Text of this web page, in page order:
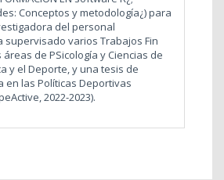
Conceptos y metodología¿) para
del personal
supervisado varios Trabajos Fin
de PSicología y Ciencias de
y el Deporte, y una tesis de
en las Políticas Deportivas
2022-2023).